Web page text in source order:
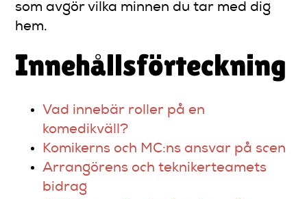
som avgör vilka minnen du tar med dig
hem.
Innehållsförteckning
Vad innebär roller på en
komedikväll?
Komikerns och MC:ns ansvar på scen
Arrangörens och teknikerteamets
bidrag